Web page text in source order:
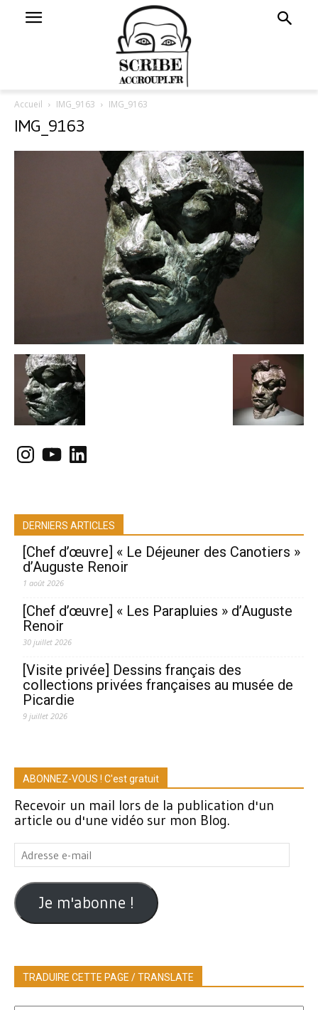
Accueil IMG_9163 IMG_9163
IMG_9163
Instagram
YouTubeLinkedIn
DERNIERS ARTICLES
[Chef d’œuvre] « Le Déjeuner des Canotiers »
d’Auguste Renoir
1 août 2026
[Chef d’œuvre] « Les Parapluies » d’Auguste
Renoir
30 juillet 2026
[Visite privée] Dessins français des
collections privées françaises au musée de
Picardie
9 juillet 2026
ABONNEZ-VOUS ! C'est gratuit
Recevoir un mail lors de la publication d'un
article ou d'une vidéo sur mon Blog.
Adresse
e-
mail
Je m'abonne !
TRADUIRE CETTE PAGE / TRANSLATE